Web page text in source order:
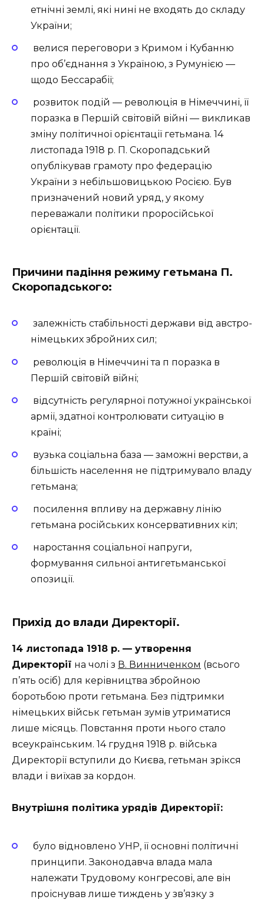
етнічні землі, які нині не входять до складу
України;
велися переговори з Кримом і Кубанню
про об’єднання з Україною, з Румунією —
щодо Бессарабії;
розвиток подій — революція в Німеччині, її
поразка в Першій світовій війні — викликав
зміну політичної орієнтації гетьмана. 14
листопада 1918 р. П. Скоропадський
опублікував грамоту про федерацію
України з небільшовицькою Росією. Був
призначений новий уряд, у якому
переважали політики проросійської
орієнтації.
Причини падіння режиму гетьмана П.
Скоропадського:
залежність стабільності держави від австро-
німецьких збройних сил;
революція в Німеччині та п поразка в
Першій світовій війні;
відсутність регулярної потужної української
армії, здатної контролювати ситуацію в
країні;
вузька соціальна база — заможні верстви, а
більшість населення не підтримувало владу
гетьмана;
посилення впливу на державну лінію
гетьмана російських консервативних кіл;
наростання соціальної напруги,
формування сильної антигетьманської
опозиції.
Прихід до влади Директорії.
14 листопада 1918 р. — утворення
Директорії на чолі з В. Винниченком (всього
п’ять осіб) для керівництва збройною
боротьбою проти гетьмана. Без підтримки
німецьких військ гетьман зумів утриматися
лише місяць. Повстання проти нього стало
всеукраїнським. 14 грудня 1918 р. війська
Директорії вступили до Києва, гетьман зрікся
влади і виїхав за кордон.
Внутрішня політика урядів Директорії:
було відновлено УНР, її основні політичні
принципи. Законодавча влада мала
належати Трудовому конгресові, але він
проіснував лише тиждень у зв’язку з